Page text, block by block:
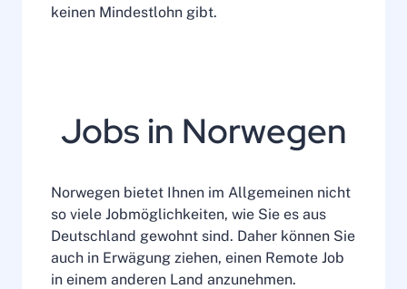
keinen Mindestlohn gibt.
Jobs in Norwegen
Norwegen bietet Ihnen im Allgemeinen nicht
so viele Jobmöglichkeiten, wie Sie es aus
Deutschland gewohnt sind. Daher können Sie
auch in Erwägung ziehen, einen Remote Job
in einem anderen Land anzunehmen.